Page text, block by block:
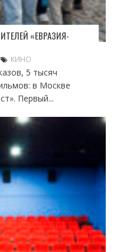
«ЕВРАЗИЯ-
КИНО
5 тысяч
в Москве
Первый...